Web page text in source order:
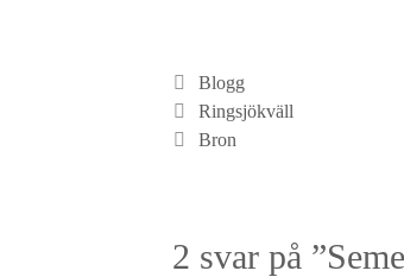
Kategorier
Blogg
Ringsjökväll
Bron
2 svar på